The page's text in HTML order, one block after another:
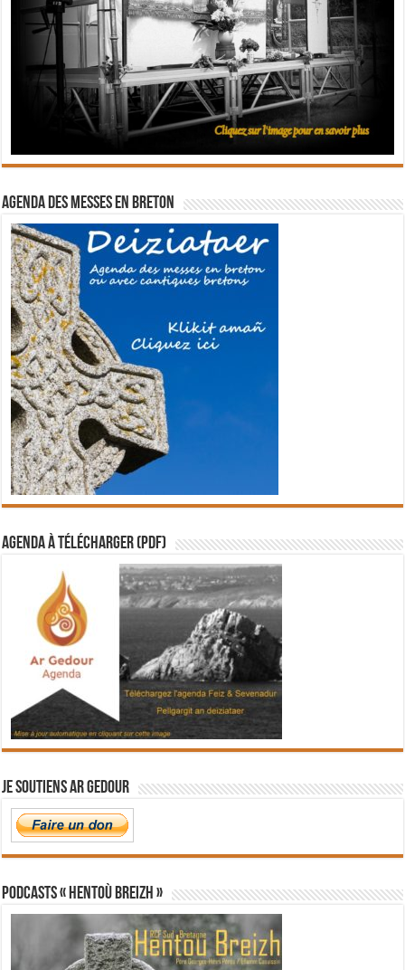
Agenda des messes en breton
Agenda à télécharger (PDF)
Je soutiens Ar Gedour
PODCASTS « Hentoù Breizh »